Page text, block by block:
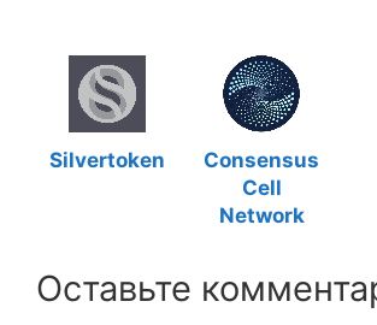
Silvertoken
Consensus
Cell
Network
Оставьте